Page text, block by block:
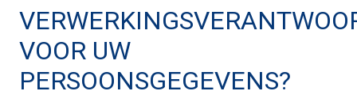
VOOR UW
PERSOONSGEGEVENS?